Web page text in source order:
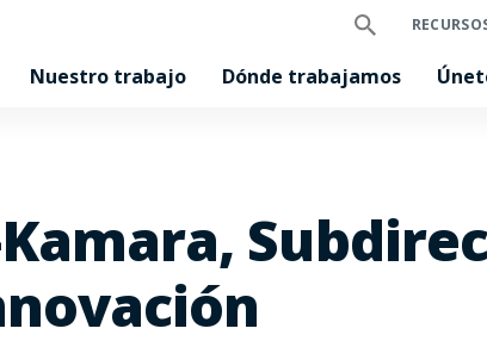
Nuestro trabajo Dónde trabajamos